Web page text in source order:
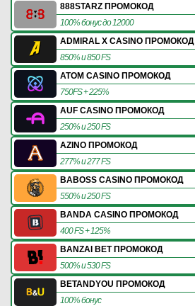
888STARZ ПРОМОКОД
100% бонус до 12000
ADMIRAL X CASINO ПРОМОКОД
850% и 850 FS
ATOM CASINO ПРОМОКОД
750FS + 225%
AUF CASINO ПРОМОКОД
250% и 250 FS
AZINO ПРОМОКОД
277% и 277 FS
BABOSS CASINO ПРОМОКОД
550% и 250 FS
BANDA CASINO ПРОМОКОД
400 FS + 125%
BANZAI BET ПРОМОКОД
500% и 530 FS
BETANDYOU ПРОМОКОД
100% бонус